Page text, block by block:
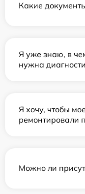
Какие
Я уже знаю, в
нужна
Я хочу, чтобы
ремонтировали
Можно ли